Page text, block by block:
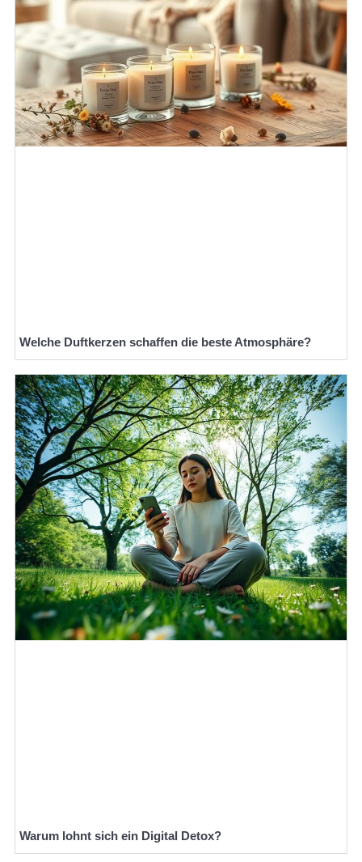
Welche Duftkerzen schaffen die beste Atmosphäre?
Warum lohnt sich ein Digital Detox?